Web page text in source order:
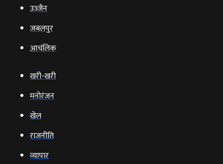
उज्‍जैन
जबलपुर
आचंलिक
खरी-खरी
मनोरंजन
खेल
राजनीति
व्‍यापार